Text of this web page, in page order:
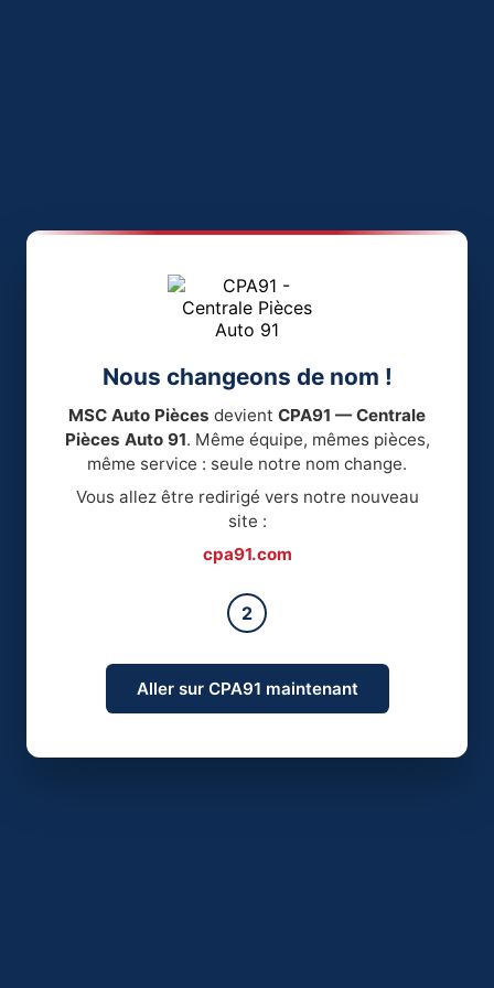
Nous changeons de nom !
MSC Auto Pièces devient CPA91 — Centrale
Pièces Auto 91. Même équipe, mêmes pièces,
même service : seule notre nom change.
Vous allez être redirigé vers notre nouveau
site :
cpa91.com
2
Aller sur CPA91 maintenant